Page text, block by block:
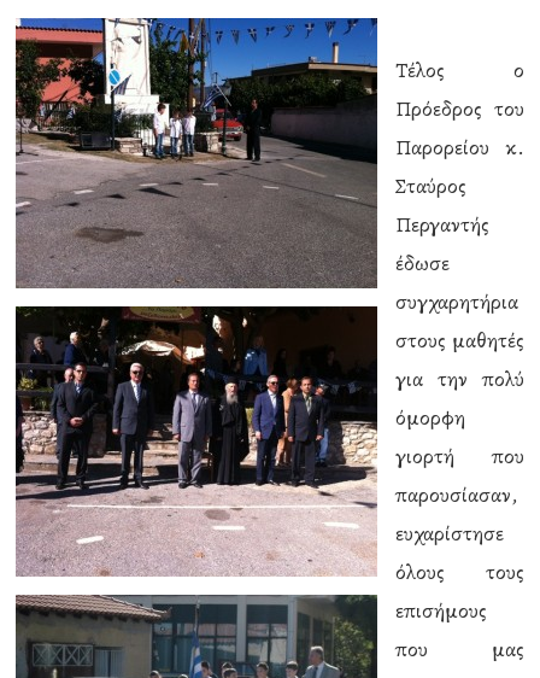
Τέλος ο
Πρόεδρος του
Παρορείου κ.
Σταύρος
Περγαντής
έδωσε
συγχαρητήρια
στους μαθητές
για την πολύ
όμορφη
γιορτή που
παρουσίασαν,
ευχαρίστησε
όλους τους
επισήμους
που μας